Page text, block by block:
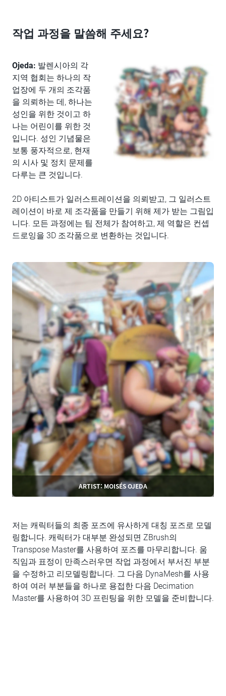
작업 과정을 말씀해 주세요?
Ojeda: 발렌시아의 각
지역 협회는 하나의 작
업장에 두 개의 조각품
을 의뢰하는 데, 하나는
성인을 위한 것이고 하
나는 어린이를 위한 것
입니다. 성인 기념물은
보통 풍자적으로, 현재
의 시사 및 정치 문제를
다루는 큰 것입니다.
2D 아티스트가 일러스트레이션을 의뢰받고, 그 일러스트
레이션이 바로 제 조각품을 만들기 위해 제가 받는 그림입
니다. 모든 과정에는 팀 전체가 참여하고, 제 역할은 컨셉
드로잉을 3D 조각품으로 변환하는 것입니다.
ARTIST: MOISÉS OJEDA
저는 캐릭터들의 최종 포즈에 유사하게 대칭 포즈로 모델
링합니다. 캐릭터가 대부분 완성되면 ZBrush의
Transpose Master를 사용하여 포즈를 마무리합니다. 움
직임과 표정이 만족스러우면 작업 과정에서 부서진 부분
을 수정하고 리모델링합니다. 그 다음 DynaMesh를 사용
하여 여러 부분들을 하나로 용접한 다음 Decimation
Master를 사용하여 3D 프린팅을 위한 모델을 준비합니다.